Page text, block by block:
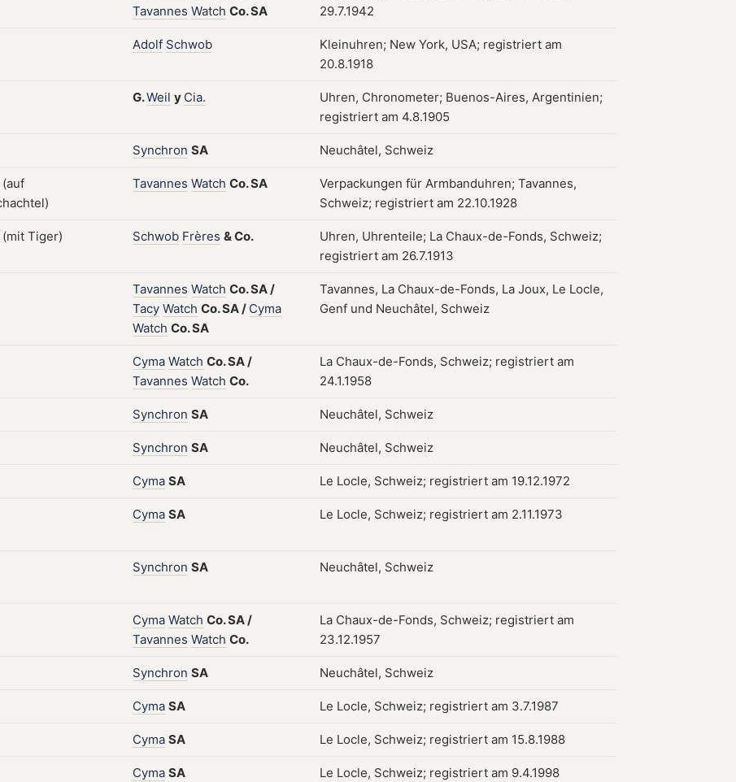
Tavannes Watch Co.SA
29.7.1942
Adolf Schwob
Kleinuhren; New York, USA; registriert am
20.8.1918
G.Weil y Cia.
Uhren, Chronometer; Buenos-Aires, Argentinien;
registriert am 4.8.1905
Synchron SA Neuchâtel, Schweiz
Tavannes Watch Co.SA
Verpackungen für Armbanduhren; Tavannes,
Schweiz; registriert am 22.10.1928
Schwob Frères &Co.
Uhren, Uhrenteile; La Chaux-de-Fonds, Schweiz;
registriert am 26.7.1913
Tavannes Watch Co.SA/
Tacy Watch Co.SA/ Cyma
Watch Co.SA
Tavannes, La Chaux-de-Fonds, La Joux, Le Locle,
Genf und Neuchâtel, Schweiz
Cyma Watch Co.SA/
Tavannes Watch Co.
La Chaux-de-Fonds, Schweiz; registriert am
24.1.1958
Synchron SA Neuchâtel, Schweiz
Synchron SA Neuchâtel, Schweiz
Cyma SA Le Locle, Schweiz; registriert am 19.12.1972
Cyma SA Le Locle, Schweiz; registriert am 2.11.1973
Synchron SA Neuchâtel, Schweiz
Cyma Watch Co.SA/
Tavannes Watch Co.
La Chaux-de-Fonds, Schweiz; registriert am
23.12.1957
Synchron SA Neuchâtel, Schweiz
Cyma SA Le Locle, Schweiz; registriert am 3.7.1987
Cyma SA Le Locle, Schweiz; registriert am 15.8.1988
Cyma SA Le Locle, Schweiz; registriert am 9.4.1998